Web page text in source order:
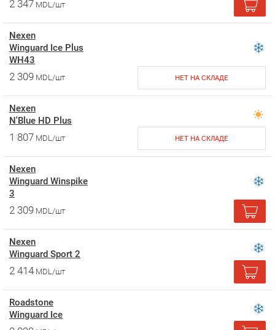
2 347 MDL/шт
Nexen
Winguard Ice Plus
WH43
2 309 MDL/шт НЕТ НА СКЛАДЕ
Nexen
N'Blue HD Plus
1 807 MDL/шт НЕТ НА СКЛАДЕ
Nexen
Winguard Winspike
3
2 309 MDL/шт
Nexen
Winguard Sport 2
2 414 MDL/шт
Roadstone
Winguard Ice